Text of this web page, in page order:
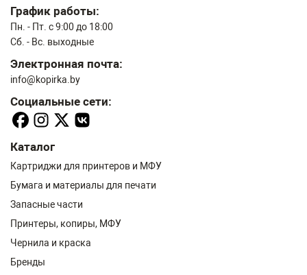
График работы:
Пн. - Пт. с 9:00 до 18:00
Сб. - Вс. выходные
Электронная почта:
info@kopirka.by
Социальные сети:
Каталог
Картриджи для принтеров и МФУ
Бумага и материалы для печати
Запасные части
Принтеры, копиры, МФУ
Чернила и краска
Бренды